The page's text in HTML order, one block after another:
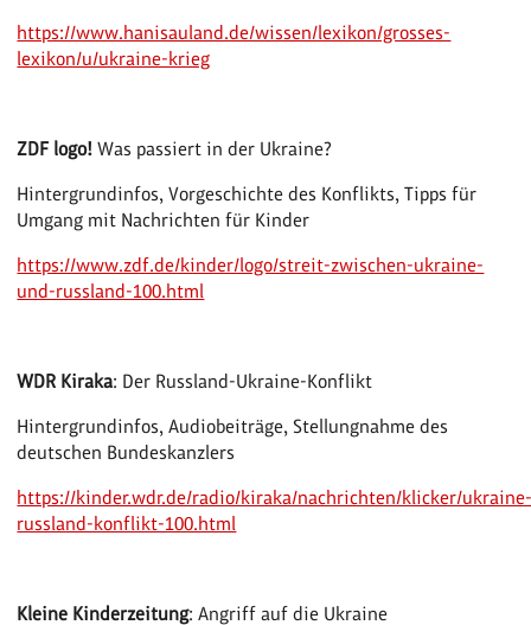
https://www.hanisauland.de/wissen/lexikon/grosses-
lexikon/u/ukraine-krieg
ZDF logo! Was passiert in der Ukraine?
Hintergrundinfos, Vorgeschichte des Konflikts, Tipps für
Umgang mit Nachrichten für Kinder
https://www.zdf.de/kinder/logo/streit-zwischen-ukraine-
und-russland-100.html
WDR Kiraka: Der Russland-Ukraine-Konflikt
Hintergrundinfos, Audiobeiträge, Stellungnahme des
deutschen Bundeskanzlers
https://kinder.wdr.de/radio/kiraka/nachrichten/klicker/
russland-konflikt-100.html
Kleine Kinderzeitung: Angriff auf die Ukraine